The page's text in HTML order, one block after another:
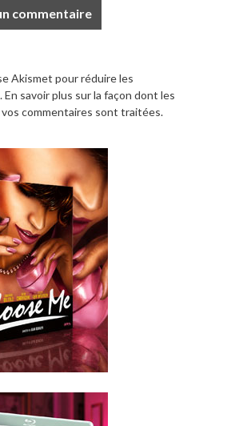
Akismet pour réduire les
En savoir plus sur la façon dont les
commentaires sont traitées.